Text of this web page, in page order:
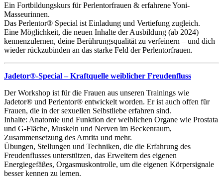
Ein Fortbildungskurs für Perlentorfrauen & erfahrene Yoni-
Masseurinnen.
Das Perlentor® Special ist Einladung und Vertiefung zugleich.
Eine Möglichkeit, die neuen Inhalte der Ausbildung (ab 2024)
kennenzulernen, deine Berührungsqualität zu verfeinern – und dich
wieder rückzubinden an das starke Feld der Perlentorfrauen.
Jadetor®-Special – Kraftquelle weiblicher Freudenfluss
Der Workshop ist für die Frauen aus unseren Trainings wie
Jadetor® und Perlentor® entwickelt worden. Er ist auch offen für
Frauen, die in der sexuellen Selbstliebe erfahren sind.
Inhalte: Anatomie und Funktion der weiblichen Organe wie Prostata
und G-Fläche, Muskeln und Nerven im Beckenraum,
Zusammensetzung des Amrita und mehr.
Übungen, Stellungen und Techniken, die die Erfahrung des
Freudenflusses unterstützen, das Erweitern des eigenen
Energiegefäßes, Orgasmuskontrolle, um die eigenen Körpersignale
besser kennen zu lernen.